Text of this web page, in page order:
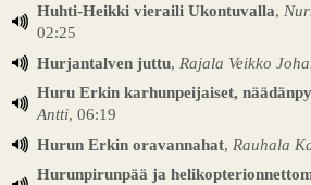
Huhti-Heikki vieraili Ukontuvalla,
02:25
Hurjantalven juttu, Rajala Veikko
Huru Erkin karhunpeijaiset,
Antti, 06:19
Hurun Erkin oravannahat, Rauhala
Hurunpirunpää ja